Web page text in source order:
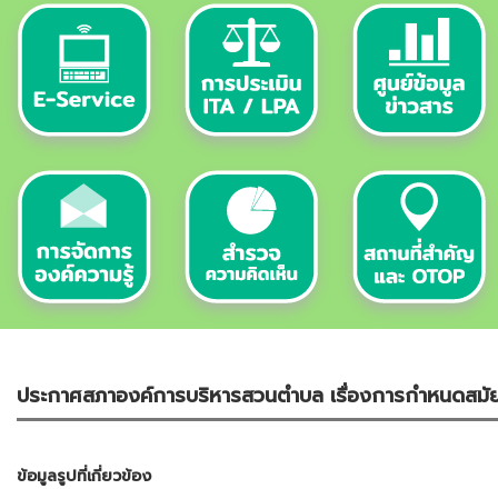
ประกาศสภาองค์การบริหารสวนตำบล เรื่องการกำหนด
ข้อมูลรูปที่เกี่ยวข้อง